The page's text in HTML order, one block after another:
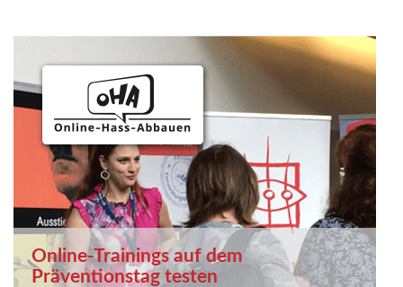
Online-Trainings auf dem
Präventionstag testen